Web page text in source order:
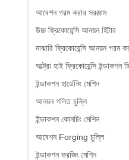
আবেশন গরম করার সরঞ্জাম
উচ্চ ফ্রিকোয়েন্সি আনয়ন হিটার
মাঝারি ফ্রিকোয়েন্সি আনয়ন গরম
আল্ট্রা হাই ফ্রিকোয়েন্সি ইন্ডাকশন
ইন্ডাকশন হার্ডেনিং মেশিন
আনয়ন গলিত চুল্লি
ইন্ডাকশন কোনচিং মেশিন
আবেশন Forging চুল্লি
ইন্ডাকশন ফরজিং মেশিন